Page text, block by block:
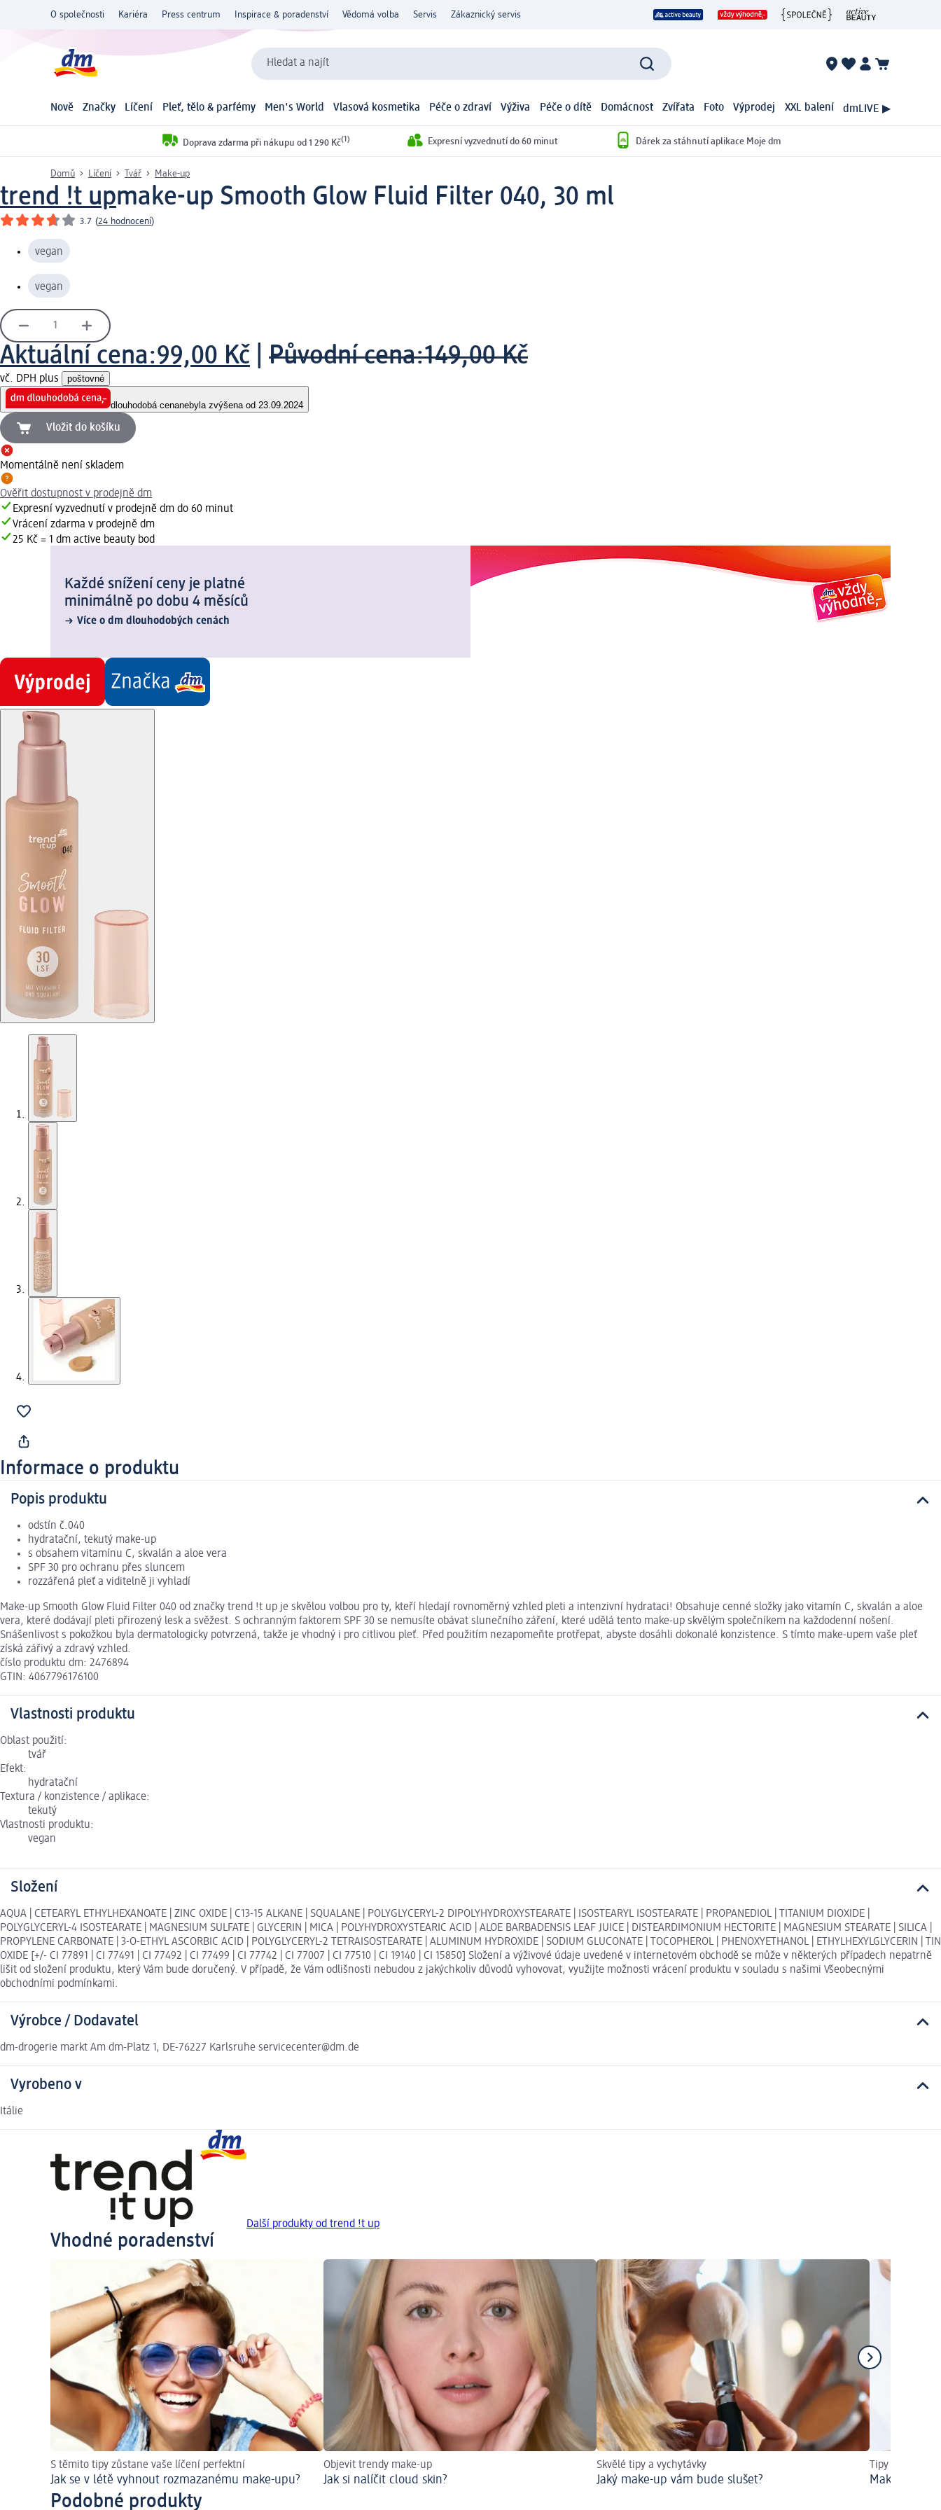
O společnosti Kariéra Press centrum Inspirace & poradenství Vědomá volba Servis Zákaznický servis
Hledat a najít
Nově Značky Líčení Pleť, tělo & parfémy Men's World Vlasová kosmetika Péče o zdraví Výživa Péče o dítě Domácnost Zvířata Foto Výprodej XXL balení dmLIVE ▶
Doprava zdarma při nákupu od 1 290 Kč(1) Expresní vyzvednutí do 60 minut Dárek za stáhnutí aplikace Moje dm
Domů Líčení Tvář Make-up
trend !t upmake-up Smooth Glow Fluid Filter 040, 30 ml
3.7 (24 hodnocení)
vegan
vegan
Aktuální cena:99,00 Kč Původní cena:149,00 Kč
vč. DPH plus poštovné
dlouhodobá cenanebyla zvýšena od 23.09.2024
Vložit do košíku
Momentálně není skladem
Ověřit dostupnost v prodejně dm
Expresní vyzvednutí v prodejně dm do 60 minut
Vrácení zdarma v prodejně dm
25 Kč = 1 dm active beauty bod
Každé snížení ceny je platné
minimálně po dobu 4 měsíců
Více o dm dlouhodobých cenách
Informace o produktu
Popis produktu
odstín č.040
hydratační, tekutý make-up
s obsahem vitamínu C, skvalán a aloe vera
SPF 30 pro ochranu přes sluncem
rozzářená pleť a viditelně ji vyhladí
Make-up Smooth Glow Fluid Filter 040 od značky trend !t up je skvělou volbou pro ty, kteří hledají rovnoměrný vzhled pleti a intenzivní hydrataci! Obsahuje cenné složky jako vitamín C, skvalán a aloe
vera, které dodávají pleti přirozený lesk a svěžest. S ochranným faktorem SPF 30 se nemusíte obávat slunečního záření, které udělá tento make-up skvělým společníkem na každodenní nošení.
Snášenlivost s pokožkou byla dermatologicky potvrzená, takže je vhodný i pro citlivou pleť. Před použitím nezapomeňte protřepat, abyste dosáhli dokonalé konzistence. S tímto make-upem vaše pleť
získá zářivý a zdravý vzhled.
číslo produktu dm: 2476894
GTIN: 4067796176100
Vlastnosti produktu
Oblast použití:
tvář
Efekt:
hydratační
Textura / konzistence / aplikace:
tekutý
Vlastnosti produktu:
vegan
Složení
AQUA | CETEARYL ETHYLHEXANOATE | ZINC OXIDE | C13-15 ALKANE | SQUALANE | POLYGLYCERYL-2 DIPOLYHYDROXYSTEARATE | ISOSTEARYL ISOSTEARATE | PROPANEDIOL | TITANIUM DIOXIDE |
POLYGLYCERYL-4 ISOSTEARATE | MAGNESIUM SULFATE | GLYCERIN | MICA | POLYHYDROXYSTEARIC ACID | ALOE BARBADENSIS LEAF JUICE | DISTEARDIMONIUM HECTORITE | MAGNESIUM STEARATE | SILICA |
PROPYLENE CARBONATE | 3-O-ETHYL ASCORBIC ACID | POLYGLYCERYL-2 TETRAISOSTEARATE | ALUMINUM HYDROXIDE | SODIUM GLUCONATE | TOCOPHEROL | PHENOXYETHANOL | ETHYLHEXYLGLYCERIN | TIN
OXIDE [+/- CI 77891 | CI 77491 | CI 77492 | CI 77499 | CI 77742 | CI 77007 | CI 77510 | CI 19140 | CI 15850] Složení a výživové údaje uvedené v internetovém obchodě se může v některých případech nepatrně
lišit od složení produktu, který Vám bude doručený. V případě, že Vám odlišnosti nebudou z jakýchkoliv důvodů vyhovovat, využijte možnosti vrácení produktu v souladu s našimi Všeobecnými
obchodními podmínkami.
Výrobce / Dodavatel
dm-drogerie markt Am dm-Platz 1, DE-76227 Karlsruhe servicecenter@dm.de
Vyrobeno v
Itálie
Další produkty od trend !t up
Vhodné poradenství
S těmito tipy zůstane vaše líčení perfektní
Jak se v létě vyhnout rozmazanému make-upu?
Objevit trendy make-up
Jak si nalíčit cloud skin?
Skvělé tipy a vychytávky
Jaký make-up vám bude slušet?
Tipy na
Make-up na
Podobné produkty